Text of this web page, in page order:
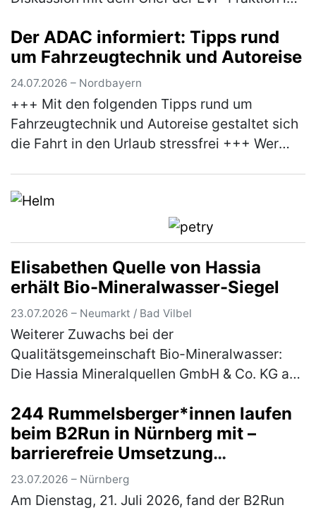
mehr Praxisnähe bei der EU-Polit…(mehr)
Der ADAC informiert: Tipps rund
um Fahrzeugtechnik und Autoreise
24.07.2026 – Nordbayern
+++ Mit den folgenden Tipps rund um
Fahrzeugtechnik und Autoreise gestaltet sich
die Fahrt in den Urlaub stressfrei +++ Wer
dem Aut…
Elisabethen Quelle von Hassia
erhält Bio-Mineralwasser-Siegel
23.07.2026 – Neumarkt / Bad Vilbel
Weiterer Zuwachs bei der
Qualitätsgemeinschaft Bio-Mineralwasser:
Die Hassia Mineralquellen GmbH & Co. KG aus
Mineralwassermarke „Elisabethen Quelle“ das
begehrte…(mehr)
244 Rummelsberger*innen laufen
beim B2Run in Nürnberg mit –
barrierefreie Umsetzung
ermöglichte Rollstuhlfahrer*innen
Teilnahme am Firmenlauf
23.07.2026 – Nürnberg
Am Dienstag, 21. Juli 2026, fand der B2Run